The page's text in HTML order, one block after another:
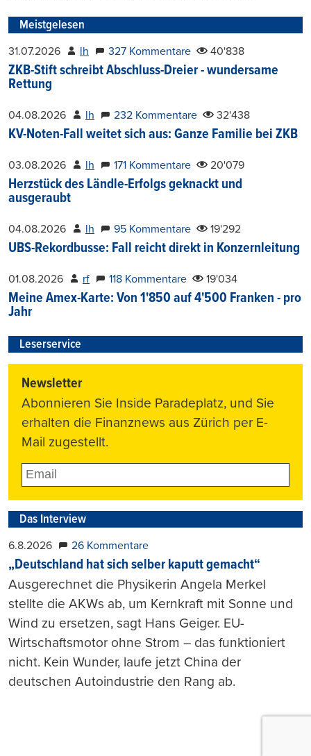
Meistgelesen
31.07.2026 lh 327 Kommentare 40'838
ZKB-Stift schreibt Abschluss-Dreier - wundersame
Rettung
04.08.2026 lh 232 Kommentare 32'438
KV-Noten-Fall weitet sich aus: Ganze Familie bei ZKB
03.08.2026 lh 171 Kommentare 20'079
Herzstück des Ländle-Erfolgs geknackt und
ausgeraubt
04.08.2026 lh 95 Kommentare 19'292
UBS-Rekordbusse: Fall reicht direkt in Konzernleitung
01.08.2026 rf 118 Kommentare 19'034
Meine Amex-Karte: Von 1'850 auf 4'500 Franken - pro
Jahr
Leserservice
Newsletter
Abonnieren Sie Inside Paradeplatz, und Sie
erhalten die Finanznews aus Zürich per E-
Mail zugestellt.
Das Interview
6.8.2026 26 Kommentare
„Deutschland hat sich selber kaputt gemacht“
Ausgerechnet die Physikerin Angela Merkel
stellte die AKWs ab, um Kernkraft mit Sonne und
Wind zu ersetzen, sagt Hans Geiger. EU-
Wirtschaftsmotor ohne Strom – das funktioniert
nicht. Kein Wunder, laufe jetzt China der
deutschen Autoindustrie den Rang ab.